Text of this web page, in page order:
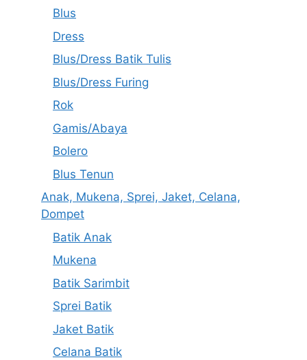
Blus
Dress
Blus/Dress Batik Tulis
Blus/Dress Furing
Rok
Gamis/Abaya
Bolero
Blus Tenun
Anak, Mukena, Sprei, Jaket, Celana,
Dompet
Batik Anak
Mukena
Batik Sarimbit
Sprei Batik
Jaket Batik
Celana Batik